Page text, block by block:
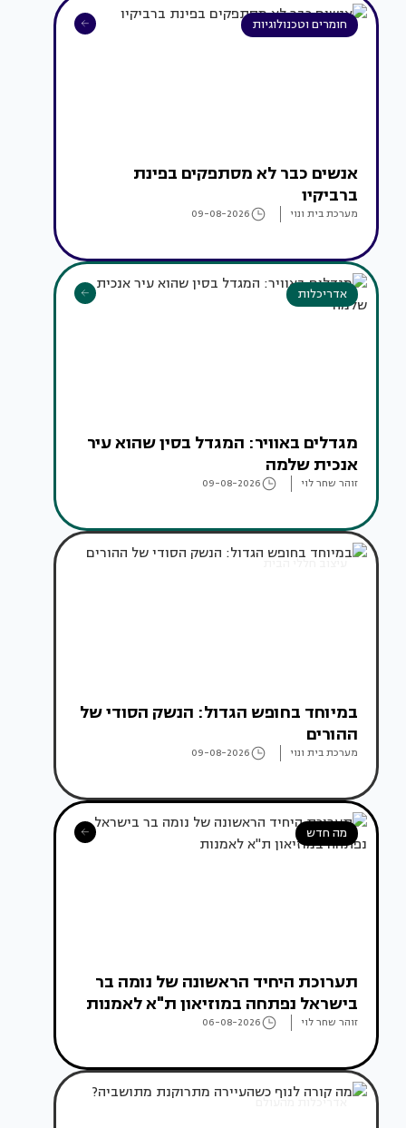
חומרים וטכנולוגיות
אנשים כבר לא מסתפקים בפינת
ברביקיו
מערכת בית ונוי 09-08-2026
אדריכלות
מגדלים באוויר: המגדל בסין שהוא עיר
אנכית שלמה
זוהר שחר לוי 09-08-2026
במיוחד בחופש הגדול: הנשק הסודי של
ההורים
מערכת בית ונוי 09-08-2026
מה חדש
תערוכת היחיד הראשונה של נומה בר
בישראל נפתחה במוזיאון ת"א לאמנות
זוהר שחר לוי 06-08-2026
אדריכלות מהעולם